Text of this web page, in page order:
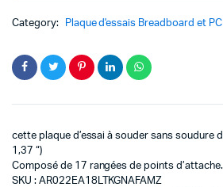
Category: Plaque d'essais Breadboard et
cette plaque d’essai à souder sans soudure
1,37 “)
Composé de 17 rangées de points d’attache.
SKU : AR022EA18LTKGNAFAMZ